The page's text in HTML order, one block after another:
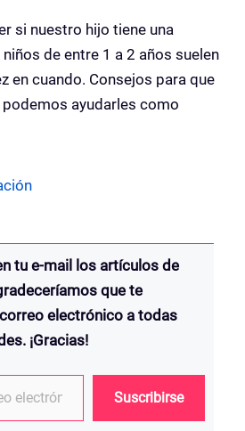
si nuestro hijo tiene una
de entre 1 a 2 años suelen
en cuando. Consejos para que
ayudarles como
tu e-mail los artículos de
que te
electrónico a todas
¡Gracias!
Suscribirse